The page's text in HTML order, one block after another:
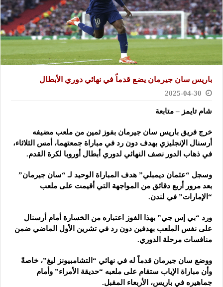
باريس سان جيرمان يضع قدماً في نهائي دوري الأبطال
2025-04-30
شام تايمز – متابعة
خرج فريق باريس سان جيرمان بفوز ثمين من ملعب مضيفه
أرسنال الإنجليزي بهدف دون رد في مباراة جمعتهما، أمس الثلاثاء،
في ذهاب الدور نصف النهائي لدوري أبطال أوروبا لكرة القدم.
وسجل “عثمان ديمبلي” هدف المباراة الوحيد لـ “سان جيرمان”
بعد مرور أربع دقائق من المواجهة التي أقيمت على ملعب
“الإمارات” في لندن.
ورد “بي إس جي” بهذا الفوز اعتباره من الخسارة أمام أرسنال
على نفس الملعب بهدفين دون رد في تشرين الأول الماضي ضمن
منافسات مرحلة الدوري.
ووضع سان جيرمان قدماً له في نهائي “التشامبيونز ليغ”، خاصةً
وأن مباراة الإياب ستقام على ملعبه “حديقة الأمراء” وأمام
جماهيره في باريس، الأربعاء المقبل.